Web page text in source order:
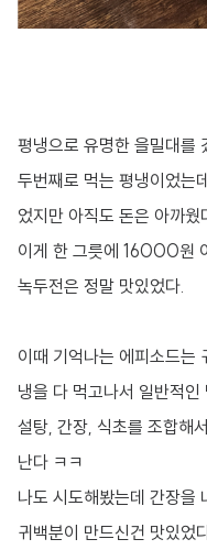
평냉으로 유명한 을밀대를
두번째로 먹는 평냉이었는
었지만 아직도 돈은 아까웠
이게 한 그릇에 16000원
녹두전은 정말 맛있었다.
이때 기억나는 에피소드는
냉을 다 먹고나서 일반적
설탕, 간장, 식초를 조합해
난다 ㅋㅋ
나도 시도해봤는데 간장을
귀백분이 만드신건 맛있었